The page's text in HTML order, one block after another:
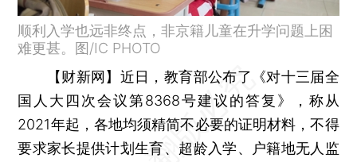
顺利入学也远非终点，非京籍儿童在升学问题上困
难更甚。图/IC PHOTO
【财新网】 近日，教育部公布了《对十三届全
国人大四次会议第8368号建议的答复》，称从
2021年起，各地均须精简不必要的证明材料，不得
要求家长提供计划生育、超龄入学、户籍地无人监